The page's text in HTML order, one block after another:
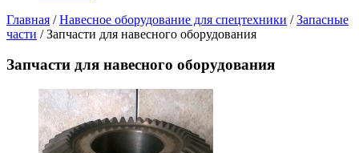
Главная /Навесное оборудование для спецтехники /Запасные
части / Запчасти для навесного оборудования
Запчасти для навесного оборудования